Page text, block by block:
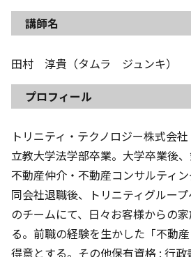
講師名
田村 淳貴（タムラ ジュンキ）
プロフィール
トリニティ・テクノロジー株式会社
立教大学法学部卒業。大学卒業後
不動産仲介・不動産コンサルティン
同会社退職後、トリニティグルー
のチームにて、日々お客様からの
る。前職の経験を生かした「不動
得意とする。その他保有資格 : 行